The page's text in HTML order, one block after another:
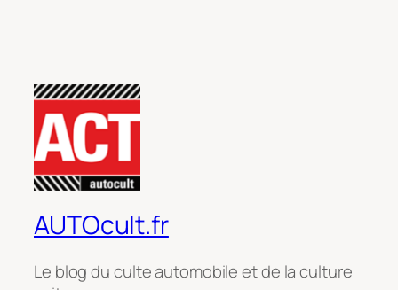
AUTOcult.fr
Le blog du culte automobile et de la culture